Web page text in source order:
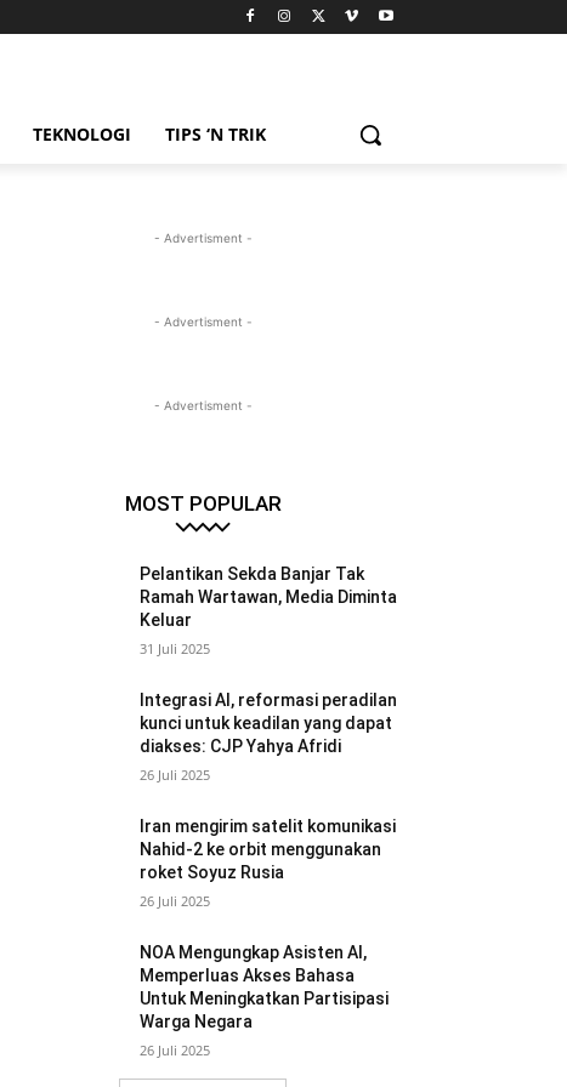
TEKNOLOGI TIPS ‘N TRIK
- Advertisment -
- Advertisment -
- Advertisment -
MOST POPULAR
Pelantikan Sekda Banjar Tak
Ramah Wartawan, Media Diminta
Keluar
31 Juli 2025
Integrasi AI, reformasi peradilan
kunci untuk keadilan yang dapat
diakses: CJP Yahya Afridi
26 Juli 2025
Iran mengirim satelit komunikasi
Nahid-2 ke orbit menggunakan
roket Soyuz Rusia
26 Juli 2025
NOA Mengungkap Asisten AI,
Memperluas Akses Bahasa
Untuk Meningkatkan Partisipasi
Warga Negara
26 Juli 2025